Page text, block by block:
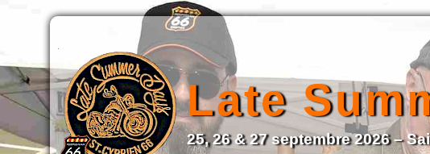
Late
25, 26 & 27 septembre 2026 –